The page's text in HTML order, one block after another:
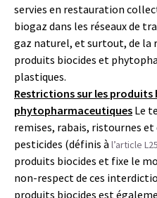
servies en restauration
biogaz dans les réseaux de
gaz naturel, et surtout, de la
produits biocides et
plastiques.
Restrictions sur les produits
phytopharmaceutiques Le
remises, rabais, ristournes
pesticides (définis à l’article
produits biocides et fixe le
non-respect de ces
produits biocides est